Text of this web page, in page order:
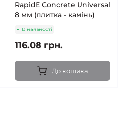
RapidE Concrete Universal
8 мм (плитка - камінь)
В наявності
116.08 грн.
До кошика